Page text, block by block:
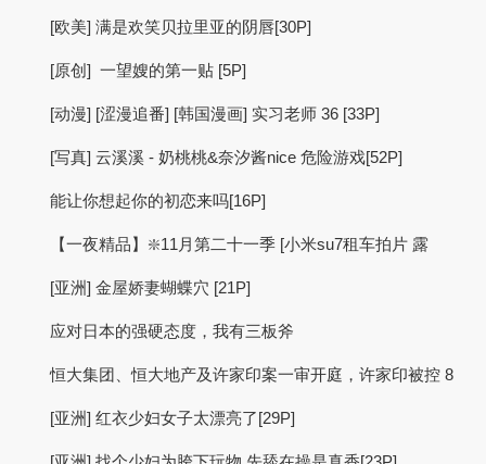
[欧美] 满是欢笑贝拉里亚的阴唇[30P]
[原创] 一望嫂的第一贴 [5P]
[动漫] [涩漫追番] [韩国漫画] 实习老师 36 [33P]
[写真] 云溪溪 - 奶桃桃&奈汐酱nice 危险游戏[52P]
能让你想起你的初恋来吗[16P]
【一夜精品】❇️11月第二十一季 [小米su7租车拍片 露
[亚洲] 金屋娇妻蝴蝶穴 [21P]
应对日本的强硬态度，我有三板斧
恒大集团、恒大地产及许家印案一审开庭，许家印被控 8
[亚洲] 红衣少妇女子太漂亮了[29P]